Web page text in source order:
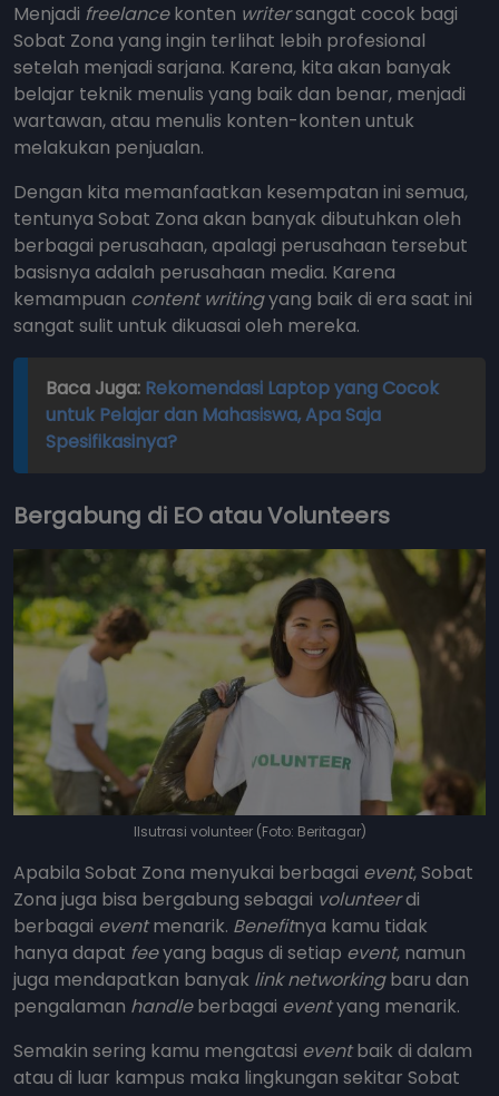
Menjadi freelancekonten writersangat cocok bagi
Sobat Zona yang ingin terlihat lebih profesional
setelah menjadi sarjana. Karena, kita akan banyak
belajar teknik menulis yang baik dan benar, menjadi
wartawan, atau menulis konten-konten untuk
melakukan penjualan.
Dengan kita memanfaatkan kesempatan ini semua,
tentunya Sobat Zona akan banyak dibutuhkan oleh
berbagai perusahaan, apalagi perusahaan tersebut
basisnya adalah perusahaan media. Karena
kemampuan content writingyang baik di era saat ini
sangat sulit untuk dikuasai oleh mereka.
Baca Juga: Rekomendasi Laptop yang Cocok
untuk Pelajar dan Mahasiswa, Apa Saja
Spesifikasinya?
Bergabung di EO atau Volunteers
Ilsutrasi volunteer (Foto: Beritagar)
Apabila Sobat Zona menyukai berbagai event, Sobat
Zona juga bisa bergabung sebagai volunteerdi
berbagai eventmenarik. Benefitnya kamu tidak
hanya dapat feeyang bagus di setiap event, namun
juga mendapatkan banyak link networkingbaru dan
pengalaman handleberbagai eventyang menarik.
Semakin sering kamu mengatasi eventbaik di dalam
atau di luar kampus maka lingkungan sekitar Sobat